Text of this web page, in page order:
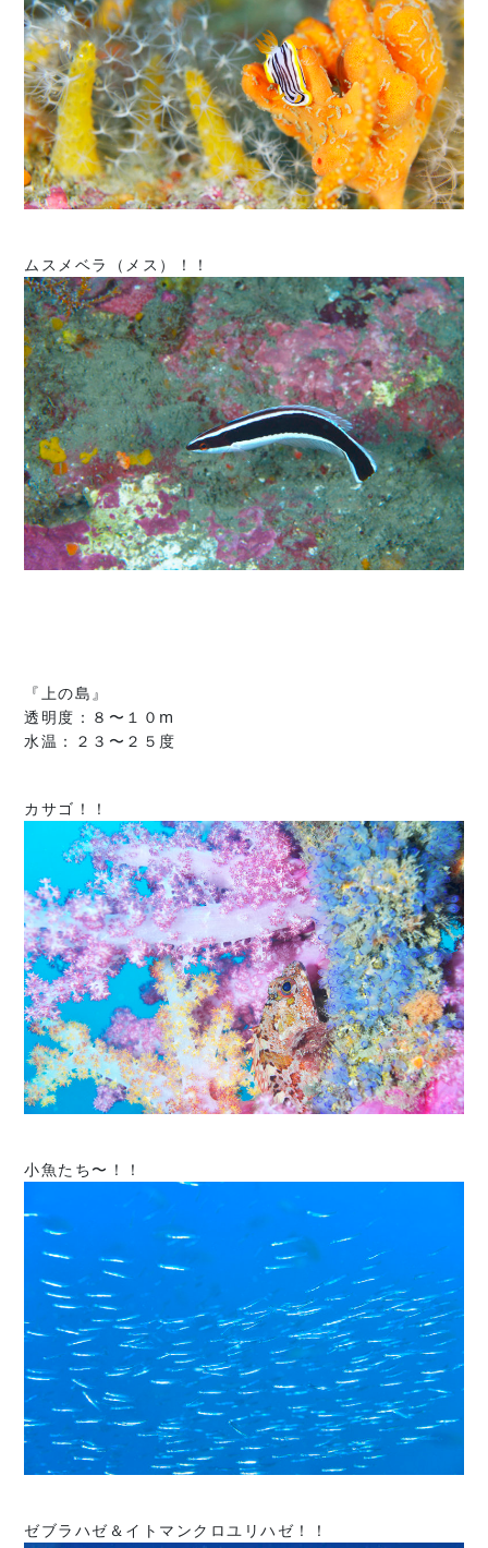
ムスメベラ（メス）！！
『上の島』
透明度：８〜１０m
水温：２３〜２５度
カサゴ！！
小魚たち〜！！
ゼブラハゼ＆イトマンクロユリハゼ！！